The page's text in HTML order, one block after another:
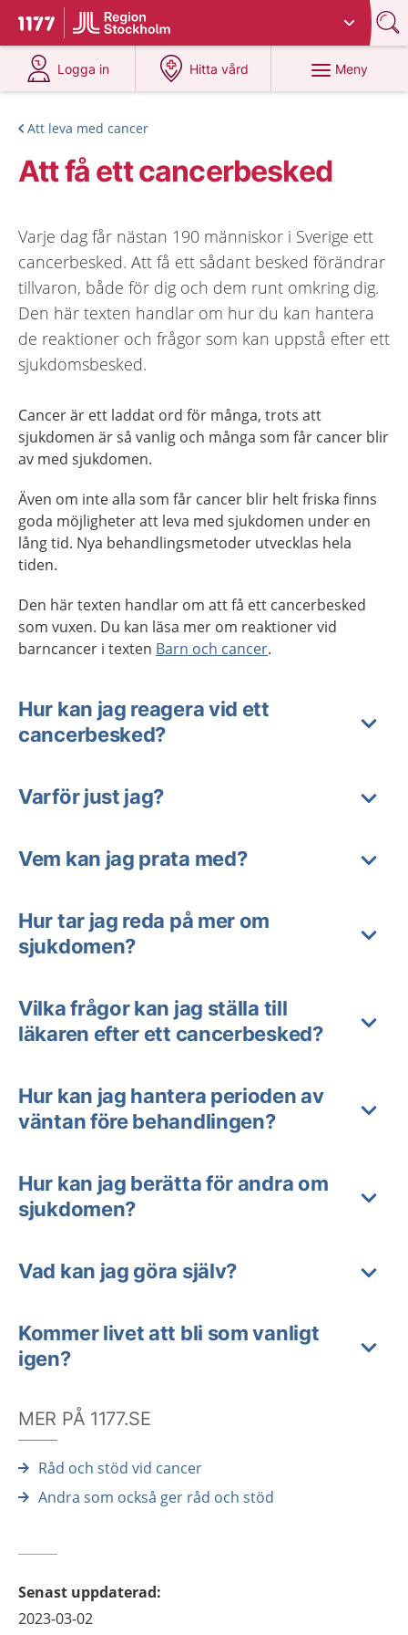
Till startsidan för 1177
Du har valt region
Logga in
på 1177.se
Hitta vård
på 1177.se
Meny
Att leva med cancer
Att få ett cancerbesked
Varje dag får nästan 190 människor i Sverige ett
cancerbesked. Att få ett sådant besked förändrar
tillvaron, både för dig och dem runt omkring dig.
Den här texten handlar om hur du kan hantera
de reaktioner och frågor som kan uppstå efter ett
sjukdomsbesked.
Cancer är ett laddat ord för många, trots att
sjukdomen är så vanlig och många som får cancer blir
av med sjukdomen.
Även om inte alla som får cancer blir helt friska finns
goda möjligheter att leva med sjukdomen under en
lång tid. Nya behandlingsmetoder utvecklas hela
tiden.
Den här texten handlar om att få ett cancerbesked
som vuxen. Du kan läsa mer om reaktioner vid
barncancer i texten Barn och cancer.
Hur kan jag reagera vid ett
cancerbesked?
Varför just jag?
Vem kan jag prata med?
Hur tar jag reda på mer om
sjukdomen?
Vilka frågor kan jag ställa till
läkaren efter ett cancerbesked?
Hur kan jag hantera perioden av
väntan före behandlingen?
Hur kan jag berätta för andra om
sjukdomen?
Vad kan jag göra själv?
Kommer livet att bli som vanligt
igen?
MER PÅ 1177.SE
Råd och stöd vid cancer
Andra som också ger råd och stöd
Senast uppdaterad:
2023-03-02